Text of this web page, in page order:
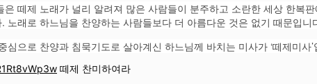
은 떼제 노래가 널리 알려져 많은 사람들이 분주하고 소란한 세상 한복
노래로 하느님을 찬양하는 사람들보다 더 아름다운 것은 없기 때문입니
심으로 찬양과 침묵기도로 살아계신 하느님께 바치는 미사가 ‘떼제미사’
떼제 찬미하여라